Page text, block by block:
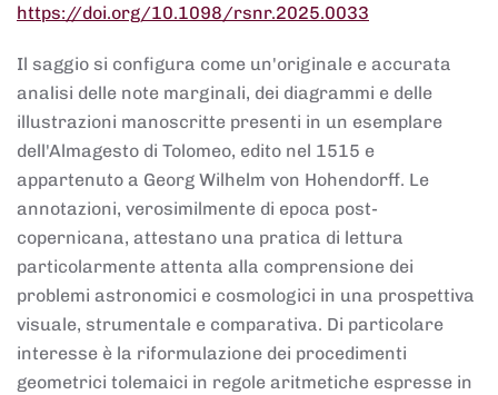
https://doi.org/10.1098/rsnr.2025.0033
Il saggio si configura come un'originale e accurata
analisi delle note marginali, dei diagrammi e delle
illustrazioni manoscritte presenti in un esemplare
dell'Almagesto di Tolomeo, edito nel 1515 e
appartenuto a Georg Wilhelm von Hohendorff. Le
annotazioni, verosimilmente di epoca post-
copernicana, attestano una pratica di lettura
particolarmente attenta alla comprensione dei
problemi astronomici e cosmologici in una prospettiva
visuale, strumentale e comparativa. Di particolare
interesse è la riformulazione dei procedimenti
geometrici tolemaici in regole aritmetiche espresse in